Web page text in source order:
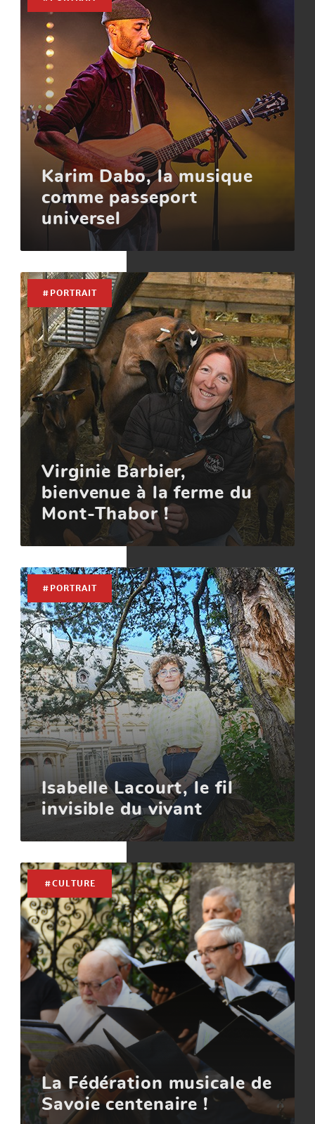
Karim Dabo, la musique
comme passeport
universel
#PORTRAIT
Virginie Barbier,
bienvenue à la ferme du
Mont-Thabor !
#PORTRAIT
Isabelle Lacourt, le fil
invisible du vivant
#CULTURE
La Fédération musicale de
Savoie centenaire !